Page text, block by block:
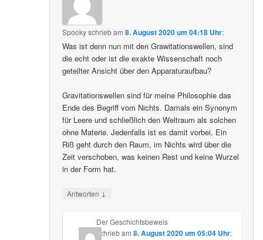
Spookyschriebam8. August 2020 um 04:18 Uhr:
Was ist denn nun mit den Grawitationswellen, sind
die echt oder ist die exakte Wissenschaft noch
geteilter Ansicht über den Apparaturaufbau?
Gravitationswellen sind für meine Philosophie das
Ende des Begriff vom Nichts. Damals ein Synonym
für Leere und schließlich den Weltraum als solchen
ohne Materie. Jedenfalls ist es damit vorbei. Ein
Riß geht durch den Raum, im Nichts wird über die
Zeit verschoben, was keinen Rest und keine Wurzel
in der Form hat.
Antworten ↓
Der Geschichtsbeweis
schriebam 8. August 2020 um 05:04 Uhr: